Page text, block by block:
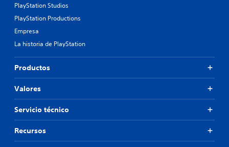
PlayStation Studios
PlayStation Productions
Empresa
La historia de PlayStation
Productos
Valores
Servicio técnico
Recursos